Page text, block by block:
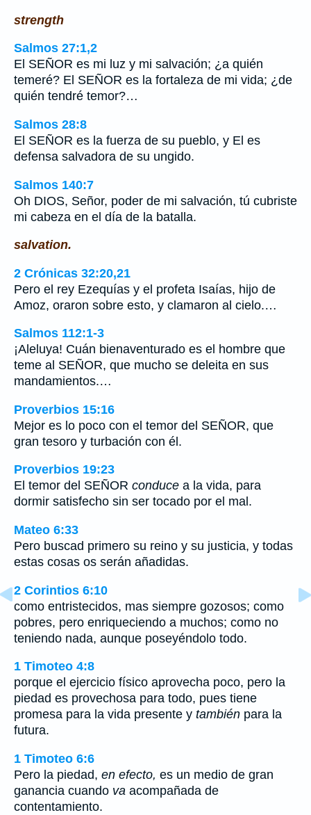
strength
Salmos 27:1,2
El SEÑOR es mi luz y mi salvación; ¿a quién
temeré? El SEÑOR es la fortaleza de mi vida; ¿de
quién tendré temor?…
Salmos 28:8
El SEÑOR es la fuerza de su pueblo, y El es
defensa salvadora de su ungido.
Salmos 140:7
Oh DIOS, Señor, poder de mi salvación, tú cubriste
mi cabeza en el día de la batalla.
salvation.
2 Crónicas 32:20,21
Pero el rey Ezequías y el profeta Isaías, hijo de
Amoz, oraron sobre esto, y clamaron al cielo.…
Salmos 112:1-3
¡Aleluya! Cuán bienaventurado es el hombre que
teme al SEÑOR, que mucho se deleita en sus
mandamientos.…
Proverbios 15:16
Mejor es lo poco con el temor del SEÑOR, que
gran tesoro y turbación con él.
Proverbios 19:23
El temor del SEÑOR conduce a la vida, para
dormir satisfecho sin ser tocado por el mal.
Mateo 6:33
Pero buscad primero su reino y su justicia, y todas
estas cosas os serán añadidas.
2 Corintios 6:10
como entristecidos, mas siempre gozosos; como
pobres, pero enriqueciendo a muchos; como no
teniendo nada, aunque poseyéndolo todo.
1 Timoteo 4:8
porque el ejercicio físico aprovecha poco, pero la
piedad es provechosa para todo, pues tiene
promesa para la vida presente y también para la
futura.
1 Timoteo 6:6
Pero la piedad, en efecto, es un medio de gran
ganancia cuando va acompañada de
contentamiento.